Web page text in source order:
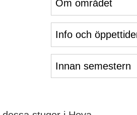
Om området
Info och
Innan semestern